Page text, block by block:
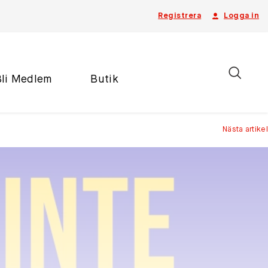
Registrera Logga in
Medlem Butik
Nästa artikel